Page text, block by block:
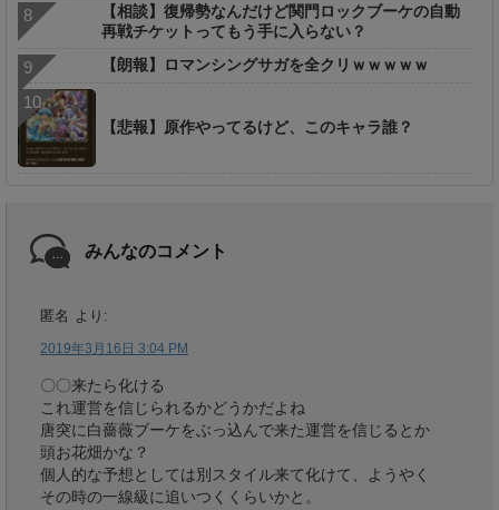
【相談】復帰勢なんだけど関門ロックブーケの自動
再戦チケットってもう手に入らない？
【朗報】ロマンシングサガを全クリｗｗｗｗｗ
【悲報】原作やってるけど、このキャラ誰？
みんなのコメント
匿名 より:
2019年3月16日 3:04 PM
〇〇来たら化ける
これ運営を信じられるかどうかだよね
唐突に白薔薇ブーケをぶっ込んで来た運営を信じるとか
頭お花畑かな？
個人的な予想としては別スタイル来て化けて、ようやく
その時の一線級に追いつくくらいかと。